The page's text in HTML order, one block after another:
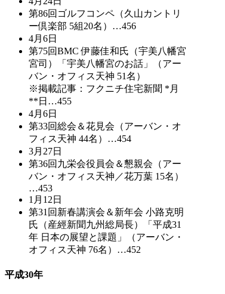
第86回ゴルフコンペ（久山カントリ
ー倶楽部 5組20名）…456
4月6日
第75回BMC 伊藤佳和氏（宇美八幡宮
宮司）「宇美八幡宮のお話」（アー
バン・オフィス天神 51名）
※掲載記事：フクニチ住宅新聞 *月
**日…455
4月6日
第33回総会＆花見会（アーバン・オ
フィス天神 44名）…454
3月27日
第36回九栄会役員会＆懇親会（アー
バン・オフィス天神／花万葉 15名）
…453
1月12日
第31回新春講演会＆新年会 小路克明
氏（産經新聞九州総局長）「平成31
年 日本の展望と課題」（アーバン・
オフィス天神 76名）…452
平成30年